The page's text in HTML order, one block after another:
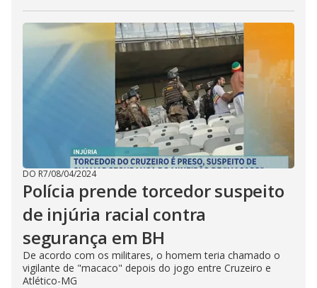
DO R7/08/04/2024
Polícia prende torcedor suspeito
de injúria racial contra
segurança em BH
De acordo com os militares, o homem teria chamado o
vigilante de "macaco" depois do jogo entre Cruzeiro e
Atlético-MG